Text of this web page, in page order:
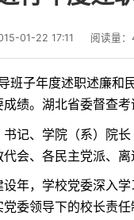
01-22 17:11 阅读量：
班子年度述职述廉和
绩。湖北省委督查考
记、学院（系）院
会、各民主党派、离
年，学校党委深入
委领导下的校长责